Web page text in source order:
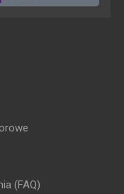
(FAQ)